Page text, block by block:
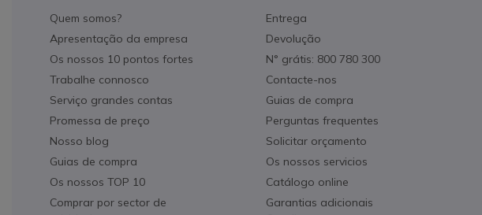
Quem somos?
Apresentação da empresa
Os nossos 10 pontos fortes
Trabalhe connosco
Serviço grandes contas
Promessa de preço
Nosso blog
Guias de compra
Os nossos TOP 10
Comprar por sector de
Entrega
Devolução
N° grátis: 800 780 300
Contacte-nos
Guias de compra
Perguntas frequentes
Solicitar orçamento
Os nossos servicios
Catálogo online
Garantias adicionais